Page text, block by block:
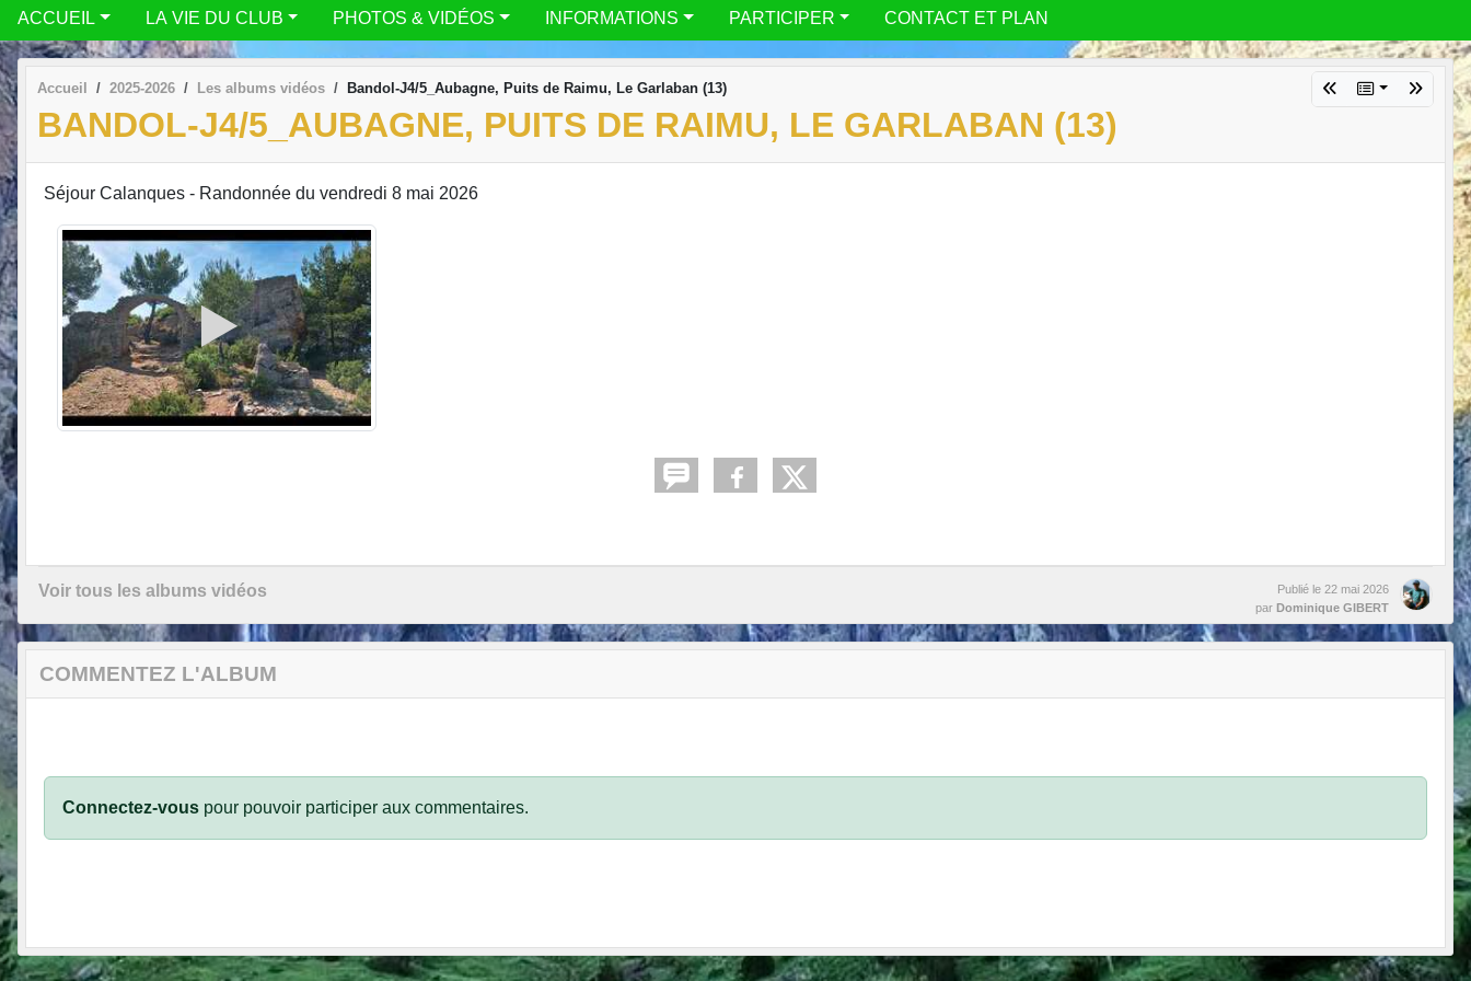
ACCUEIL LA VIE DU CLUB PHOTOS & VIDÉOS INFORMATIONS PARTICIPER CONTACT ET PLAN
Accueil 2025-2026 Les albums vidéos Bandol-J4/5_Aubagne, Puits de Raimu, Le Garlaban (13)
BANDOL-J4/5_AUBAGNE, PUITS DE RAIMU, LE GARLABAN (13)
Séjour Calanques - Randonnée du vendredi 8 mai 2026
Voir tous les albums vidéos Publié le 22 mai 2026
par Dominique GIBERT
COMMENTEZ L'ALBUM
Connectez-vous pour pouvoir participer aux commentaires.